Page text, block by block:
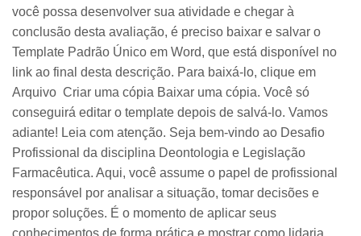
você possa desenvolver sua atividade e chegar à
conclusão desta avaliação, é preciso baixar e salvar o
Template Padrão Único em Word, que está disponível no
link ao final desta descrição. Para baixá-lo, clique em
Arquivo Criar uma cópia Baixar uma cópia. Você só
conseguirá editar o template depois de salvá-lo. Vamos
adiante! Leia com atenção. Seja bem-vindo ao Desafio
Profissional da disciplina Deontologia e Legislação
Farmacêutica. Aqui, você assume o papel de profissional
responsável por analisar a situação, tomar decisões e
propor soluções. É o momento de aplicar seus
conhecimentos de forma prática e mostrar como lidaria